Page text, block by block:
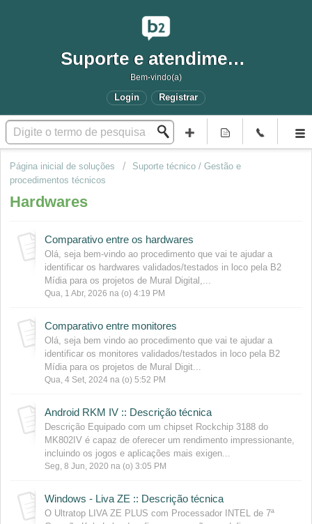
Suporte e atendimento
Bem-vindo(a)
Login Registrar
Página inicial de soluções
Suporte técnico / Gestão e
procedimentos técnicos
Hardwares
Comparativo entre os hardwares
Olá, seja bem-vindo ao procedimento que vai te ajudar a
identificar os hardwares validados/testados in loco pela B2
Mídia para os projetos de Mural Digital,...
Qua, 1 Abr, 2026 na (o) 4:19 PM
Comparativo entre monitores
Olá, seja bem vindo ao procedimento que vai te ajudar a
identificar os monitores validados/testados in loco pela B2
Mídia para os projetos de Mural Digit...
Qua, 4 Set, 2024 na (o) 5:52 PM
Android RKM IV :: Descrição técnica
Descrição Equipado com um chipset Rockchip 3188 do
MK802IV é capaz de oferecer um rendimento impressionante,
incluindo os jogos e aplicações mais exigen...
Seg, 8 Jun, 2020 na (o) 3:05 PM
Windows - Liva ZE :: Descrição técnica
O Ultratop LIVA ZE PLUS com Processador INTEL de 7ª